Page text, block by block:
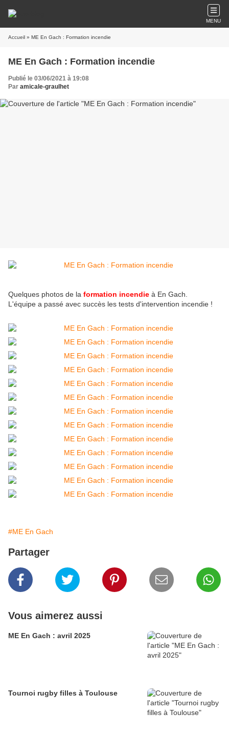
MENU
Accueil » ME En Gach : Formation incendie
ME En Gach : Formation incendie
Publié le 03/06/2021 à 19:08
Par amicale-graulhet
Quelques photos de la formation incendie à En Gach.
L'équipe a passé avec succès les tests d'intervention incendie !
#ME En Gach
Partager
Vous aimerez aussi
ME En Gach : avril 2025
Tournoi rugby filles à Toulouse